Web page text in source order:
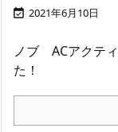
 2021年6月10日
ノブ ACアクテ
た！